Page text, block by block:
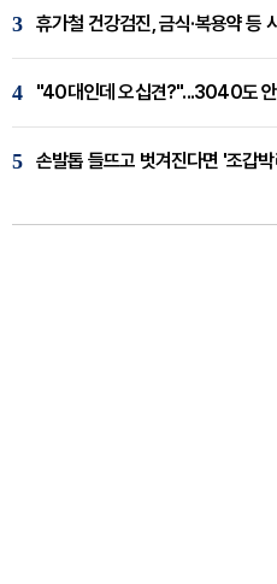
3 휴가철 건강검진, 금식·복용약 등
4 "40대인데 오십견?"...3040도 안
5 손발톱 들뜨고 벗겨진다면 '조갑